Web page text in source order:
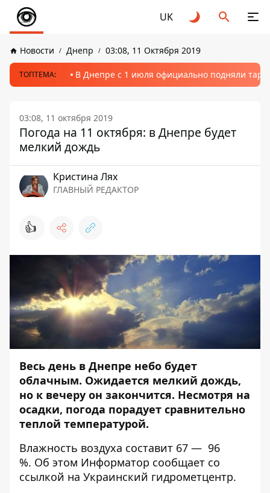
UK
Новости Днепр 03:08, 11 Октября 2019
ТОПТЕМА: В Днепре с 1 июля официально подняли
03:08, 11 октября 2019
Погода на 11 октября: в Днепре будет
мелкий дождь
Кристина Лях
ГЛАВНЫЙ РЕДАКТОР
👍
Весь день в Днепре небо будет
облачным. Ожидается мелкий дождь,
но к вечеру он закончится. Несмотря на
осадки, погода порадует сравнительно
теплой температурой.
Влажность воздуха составит 67 — 96
%. Об этом Информатор сообщает со
ссылкой на Украинский гидрометцентр.